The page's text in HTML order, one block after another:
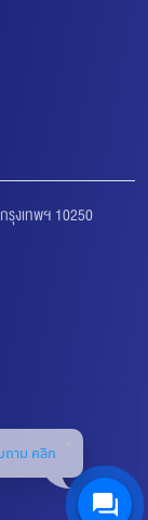
งเทพฯ 10250
ถาม คลิก